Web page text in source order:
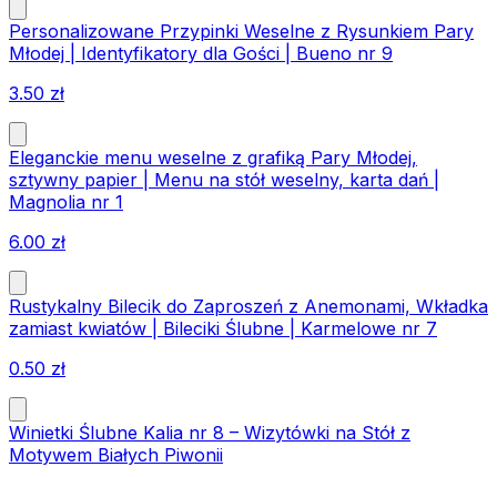
Personalizowane Przypinki Weselne z Rysunkiem Pary
Młodej | Identyfikatory dla Gości | Bueno nr 9
3.50 zł
Eleganckie menu weselne z grafiką Pary Młodej,
sztywny papier | Menu na stół weselny, karta dań |
Magnolia nr 1
6.00 zł
Rustykalny Bilecik do Zaproszeń z Anemonami, Wkładka
zamiast kwiatów | Bileciki Ślubne | Karmelowe nr 7
0.50 zł
Winietki Ślubne Kalia nr 8 – Wizytówki na Stół z
Motywem Białych Piwonii